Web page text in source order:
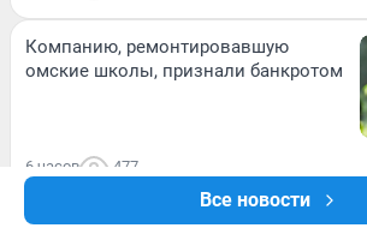
Все новости
Компанию, ремонтировавшую
омские школы, признали банкротом
6 часов 477
ВИДЕО